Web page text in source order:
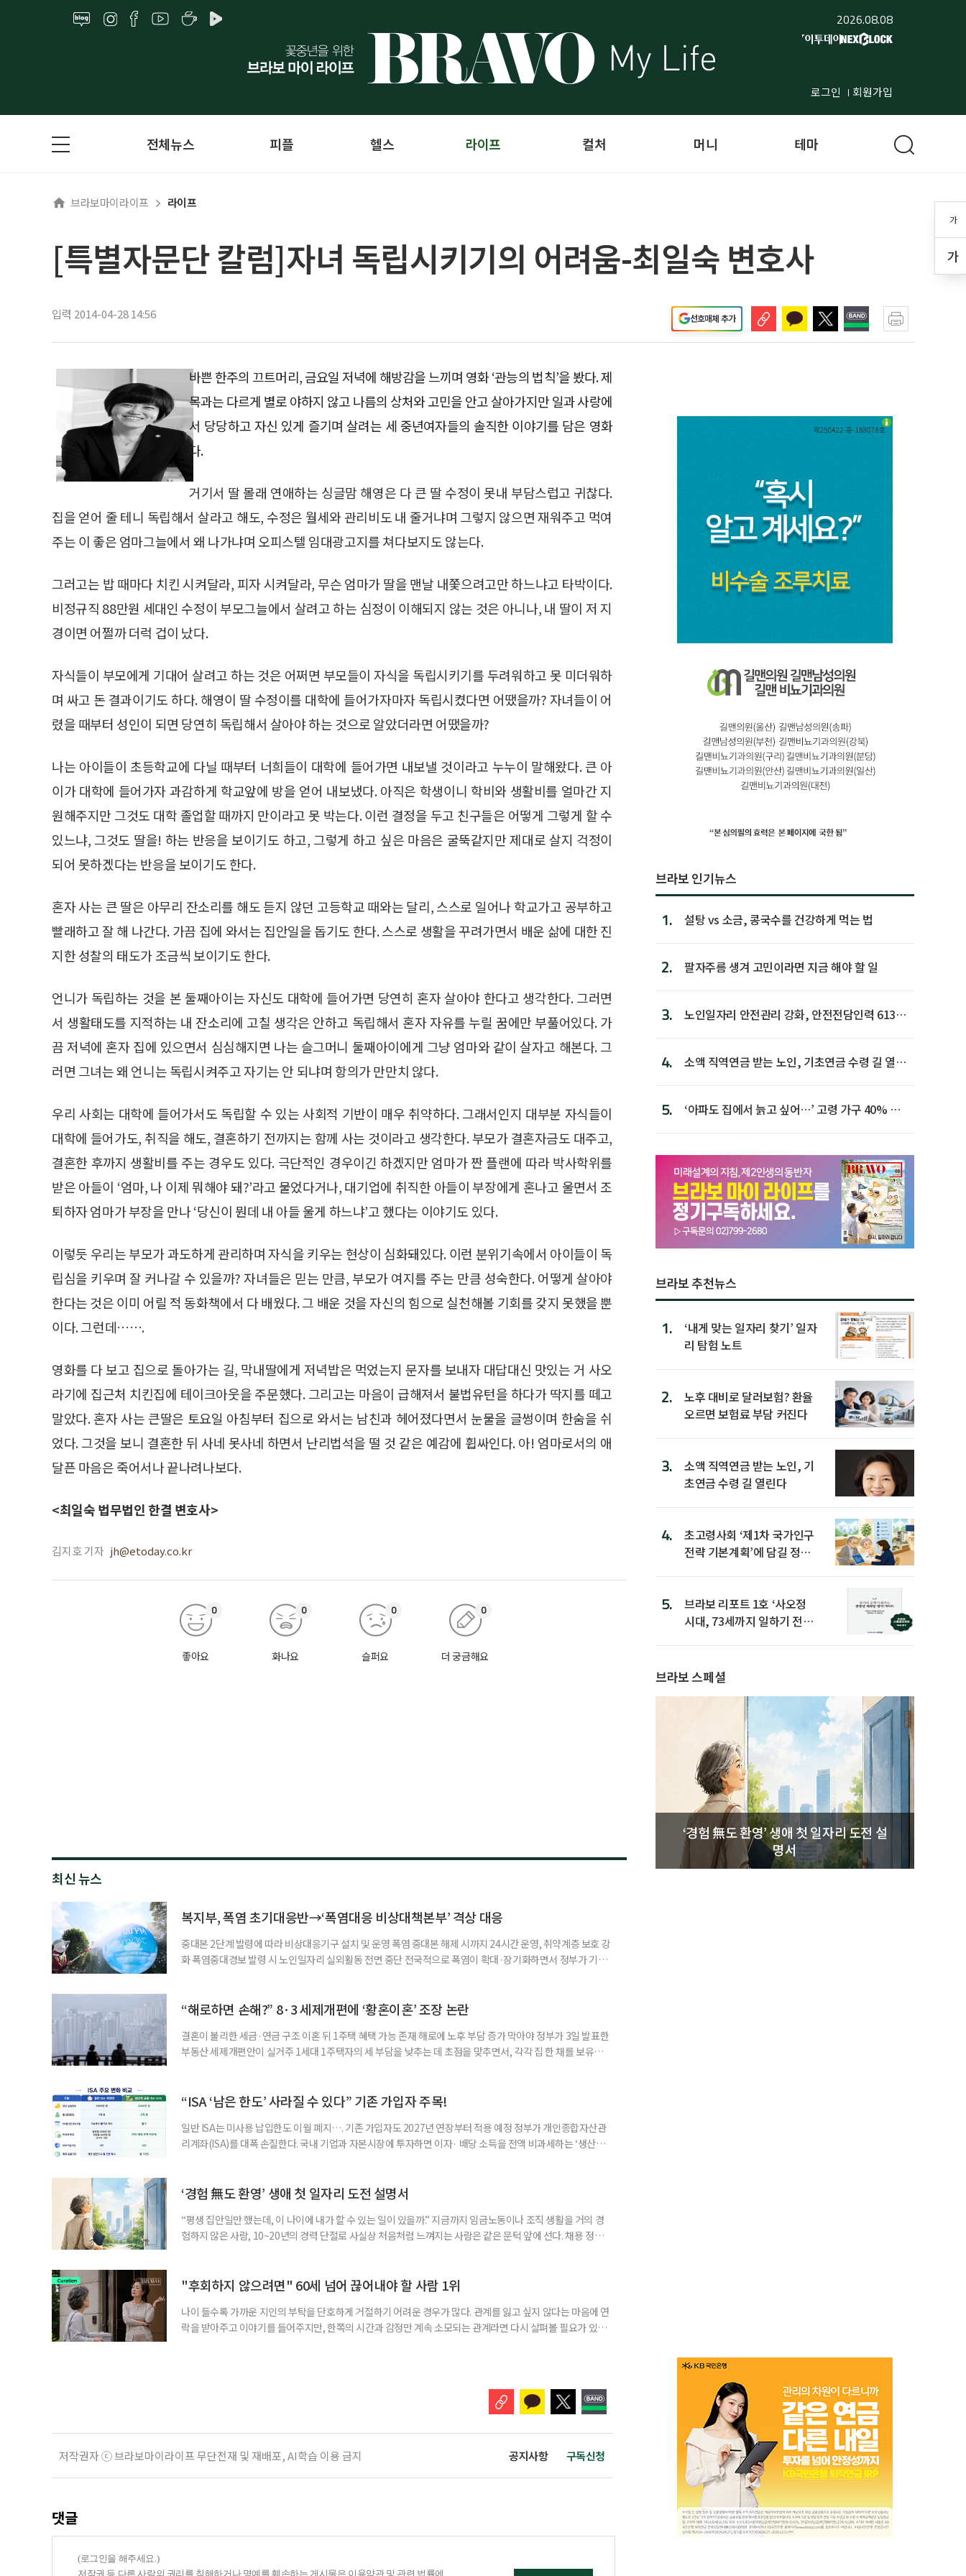
2026.08.08
로그인 회원가입
가
가
전체뉴스 피플 헬스 라이프 컬처 머니 테마
브라보마이라이프 라이프
[특별자문단 칼럼]자녀 독립시키기의 어려움-최일숙 변호사
입력 2014-04-28 14:56 선호매체 추가
바쁜 한주의 끄트머리, 금요일 저녁에 해방감을 느끼며 영화 ‘관능의 법칙’을 봤다. 제
목과는 다르게 별로 야하지 않고 나름의 상처와 고민을 안고 살아가지만 일과 사랑에
서 당당하고 자신 있게 즐기며 살려는 세 중년여자들의 솔직한 이야기를 담은 영화
다.
거기서 딸 몰래 연애하는 싱글맘 해영은 다 큰 딸 수정이 못내 부담스럽고 귀찮다.
집을 얻어 줄 테니 독립해서 살라고 해도, 수정은 월세와 관리비도 내 줄거냐며 그렇지 않으면 재워주고 먹여
주는 이 좋은 엄마그늘에서 왜 나가냐며 오피스텔 임대광고지를 쳐다보지도 않는다.
그러고는 밥 때마다 치킨 시켜달라, 피자 시켜달라, 무슨 엄마가 딸을 맨날 내쫓으려고만 하느냐고 타박이다.
비정규직 88만원 세대인 수정이 부모그늘에서 살려고 하는 심정이 이해되지 않는 것은 아니나, 내 딸이 저 지
경이면 어쩔까 더럭 겁이 났다.
자식들이 부모에게 기대어 살려고 하는 것은 어쩌면 부모들이 자식을 독립시키기를 두려워하고 못 미더워하
며 싸고 돈 결과이기도 하다. 해영이 딸 수정이를 대학에 들어가자마자 독립시켰다면 어땠을까? 자녀들이 어
렸을 때부터 성인이 되면 당연히 독립해서 살아야 하는 것으로 알았더라면 어땠을까?
나는 아이들이 초등학교에 다닐 때부터 너희들이 대학에 들어가면 내보낼 것이라고 누누이 말해왔다. 큰 아
이가 대학에 들어가자 과감하게 학교앞에 방을 얻어 내보냈다. 아직은 학생이니 학비와 생활비를 얼마간 지
원해주지만 그것도 대학 졸업할 때까지 만이라고 못 박는다. 이런 결정을 두고 친구들은 어떻게 그렇게 할 수
있느냐, 그것도 딸을! 하는 반응을 보이기도 하고, 그렇게 하고 싶은 마음은 굴뚝같지만 제대로 살지 걱정이
되어 못하겠다는 반응을 보이기도 한다.
혼자 사는 큰 딸은 아무리 잔소리를 해도 듣지 않던 고등학교 때와는 달리, 스스로 일어나 학교가고 공부하고
빨래하고 잘 해 나간다. 가끔 집에 와서는 집안일을 돕기도 한다. 스스로 생활을 꾸려가면서 배운 삶에 대한 진
지한 성찰의 태도가 조금씩 보이기도 한다.
언니가 독립하는 것을 본 둘째아이는 자신도 대학에 들어가면 당연히 혼자 살아야 한다고 생각한다. 그러면
서 생활태도를 지적하는 내 잔소리에 고칠 생각은 안하고 독립해서 혼자 자유를 누릴 꿈에만 부풀어있다. 가
끔 저녁에 혼자 집에 있으면서 심심해지면 나는 슬그머니 둘째아이에게 그냥 엄마와 같이 살자고 해본다. 그
러면 그녀는 왜 언니는 독립시켜주고 자기는 안 되냐며 항의가 만만치 않다.
우리 사회는 대학에 들어가서도 독립할 수 있는 사회적 기반이 매우 취약하다. 그래서인지 대부분 자식들이
대학에 들어가도, 취직을 해도, 결혼하기 전까지는 함께 사는 것이라고 생각한다. 부모가 결혼자금도 대주고,
결혼한 후까지 생활비를 주는 경우도 있다. 극단적인 경우이긴 하겠지만 엄마가 짠 플랜에 따라 박사학위를
받은 아들이 ‘엄마, 나 이제 뭐해야 돼?’라고 물었다거나, 대기업에 취직한 아들이 부장에게 혼나고 울면서 조
퇴하자 엄마가 부장을 만나 ‘당신이 뭔데 내 아들 울게 하느냐’고 했다는 이야기도 있다.
이렇듯 우리는 부모가 과도하게 관리하며 자식을 키우는 현상이 심화돼있다. 이런 분위기속에서 아이들이 독
립심을 키우며 잘 커나갈 수 있을까? 자녀들은 믿는 만큼, 부모가 여지를 주는 만큼 성숙한다. 어떻게 살아야
한다는 것은 이미 어릴 적 동화책에서 다 배웠다. 그 배운 것을 자신의 힘으로 실천해볼 기회를 갖지 못했을 뿐
이다. 그런데…….
영화를 다 보고 집으로 돌아가는 길, 막내딸에게 저녁밥은 먹었는지 문자를 보내자 대답대신 맛있는 거 사오
라기에 집근처 치킨집에 테이크아웃을 주문했다. 그리고는 마음이 급해져서 불법유턴을 하다가 딱지를 떼고
말았다. 혼자 사는 큰딸은 토요일 아침부터 집으로 와서는 남친과 헤어졌다면서 눈물을 글썽이며 한숨을 쉬
었다. 그것을 보니 결혼한 뒤 사네 못사네 하면서 난리법석을 떨 것 같은 예감에 휩싸인다. 아! 엄마로서의 애
달픈 마음은 죽어서나 끝나려나보다.
<최일숙 법무법인 한결 변호사>
김지호 기자 jh@etoday.co.kr
좋아요
0
화나요
0
슬퍼요
0
더 궁금해요
0
최신 뉴스
복지부, 폭염 초기대응반→‘폭염대응 비상대책본부’ 격상 대응
중대본 2단계 발령에 따라 비상대응기구 설치 및 운영 폭염 중대본 해제 시까지 24시간 운영, 취약계층 보호 강
화 폭염중대경보 발령 시 노인일자리 실외활동 전면 중단 전국적으로 폭염이 확대·장기화하면서 정부가 기존
책본부(중대본) 2단계(심각)가 발령된 이후에도 폭염이 전국적으로 확대되고 장기화한 데 따른 것이다. 기존에
“해로하면 손해?” 8·3 세제개편에 ‘황혼이혼’ 조장 논란
결혼이 불리한 세금·연금 구조 이혼 뒤 1주택 혜택 가능 존재 해로에 노후 부담 증가 막아야 정부가 3일 발표한
부동산 세제개편안이 실거주 1세대 1주택자의 세 부담을 낮추는 데 초점을 맞추면서, 각각 집 한 채를 보유한
부가 각자 집 한 채씩을 보유하면 한 세대가 두 채를 가진 것으로 보지만, 실제 이혼해 주거와 생계를 분
“ISA ‘남은 한도’ 사라질 수 있다” 기존 가입자 주목!
일반 ISA는 미사용 납입한도 이월 폐지…. 기존 가입자도 2027년 연장부터 적용 예정 정부가 개인종합자산관
리계좌(ISA)를 대폭 손질한다. 국내 기업과 자본시장에 투자하면 이자· 배당 소득을 전액 비과세하는 ‘생산적
기 때문이다. 지난 3일 발표된 세제개편안이 국회 통과 후 그대로 시행된다면 법 시행 전 본
‘경험 無도 환영’ 생애 첫 일자리 도전 설명서
“평생 집안일만 했는데, 이 나이에 내가 할 수 있는 일이 있을까.” 지금까지 임금노동이나 조직 생활을 거의 경
험하지 않은 사람, 10~20년의 경력 단절로 사실상 처음처럼 느껴지는 사람은 같은 문턱 앞에 선다. 채용 정보를
경험이 풍부한 고령자는 중요한 국가 자원이다. 박경하 한국노인인력개발원 선임연구위
"후회하지 않으려면" 60세 넘어 끊어내야 할 사람 1위
나이 들수록 가까운 지인의 부탁을 단호하게 거절하기 어려운 경우가 많다. 관계를 잃고 싶지 않다는 마음에 연
락을 받아주고 이야기를 들어주지만, 한쪽의 시간과 감정만 계속 소모되는 관계라면 다시 살펴볼 필요가 있다.
저작권자 ⓒ 브라보마이라이프 무단전재 및 재배포, AI학습 이용 금지 공지사항 구독신청
댓글
브라보 인기뉴스
1. 설탕 vs 소금, 콩국수를 건강하게 먹는 법
2. 팔자주름 생겨 고민이라면 지금 해야 할 일
3.
노인일자리 안전관리 강화, 안전전담인력 613명
4.
소액 직역연금 받는 노인, 기초연금 수령 길 열린
5.
‘아파도 집에서 늙고 싶어…’ 고령 가구 40% 노
브라보 추천뉴스
1.
‘내게 맞는 일자리 찾기’ 일자
리 탐험 노트
2.
노후 대비로 달러보험? 환율
오르면 보험료 부담 커진다
3.
소액 직역연금 받는 노인, 기
초연금 수령 길 열린다
4.
초고령사회 ‘제1차 국가인구
전략 기본계획’에 담길 정책
5.
브라보 리포트 1호 ‘사오정
시대, 73세까지 일하기 전략’
브라보 스페셜
‘경험 無도 환영’ 생애 첫 일자리 도전 설
명서